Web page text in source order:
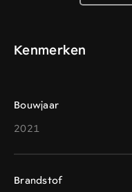
Kenmerken
Bouwjaar
2021
Brandstof